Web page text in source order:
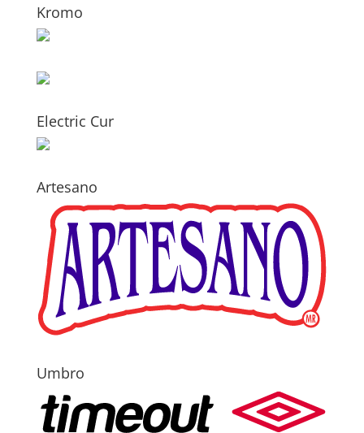
Kromo
Electric Cur
Artesano
Umbro